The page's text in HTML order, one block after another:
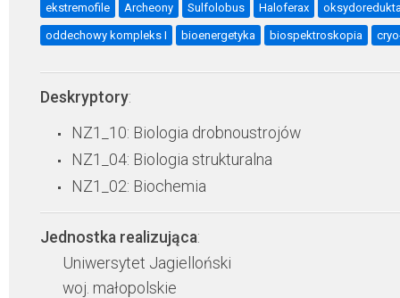
ekstremofile Archeony Sulfolobus Haloferax
oddechowy kompleks I bioenergetyka biospektroskopia
Deskryptory:
NZ1_10: Biologia drobnoustrojów
NZ1_04: Biologia strukturalna
NZ1_02: Biochemia
Jednostka realizująca:
Uniwersytet Jagielloński
woj. małopolskie